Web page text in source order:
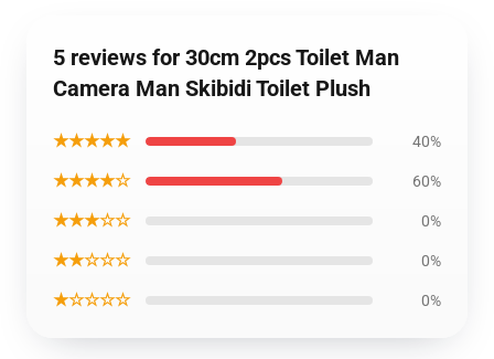
5 reviews for 30cm 2pcs Toilet Man
Camera Man Skibidi Toilet Plush
★★★★★ 40%
★★★★☆ 60%
★★★☆☆ 0%
★★☆☆☆ 0%
★☆☆☆☆ 0%